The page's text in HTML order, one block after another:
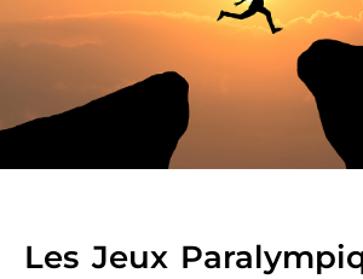
Les Jeux